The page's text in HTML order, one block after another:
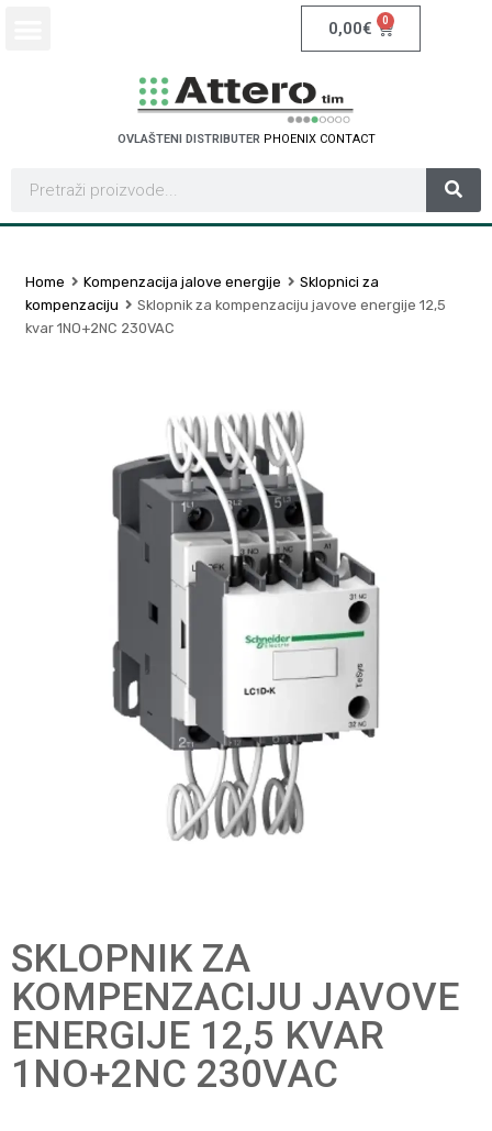
0,00€ 0
OVLAŠTENI DISTRIBUTER PHOENIX CONTACT
Home Kompenzacija jalove energije
Sklopnici za
kompenzaciju
Sklopnik za kompenzaciju javove energije 12,5
kvar 1NO+2NC 230VAC
SKLOPNIK ZA
KOMPENZACIJU JAVOVE
ENERGIJE 12,5 KVAR
1NO+2NC 230VAC